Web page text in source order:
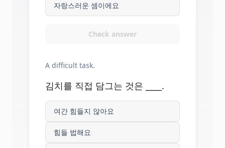
자랑스러운 셈이에요
Check answer
A difficult task.
김치를 직접 담그는 것은 ____.
여간 힘들지 않아요
힘들 법해요